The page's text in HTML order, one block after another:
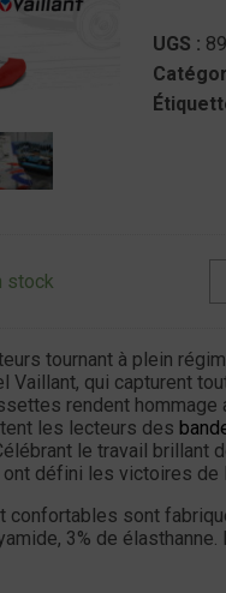
UGS :
stock
-
-
tournant à plein
qui capturent
rendent
les lecteurs des
le travail brillant
défini les victoires de
confortables sont
3% de élasthanne.